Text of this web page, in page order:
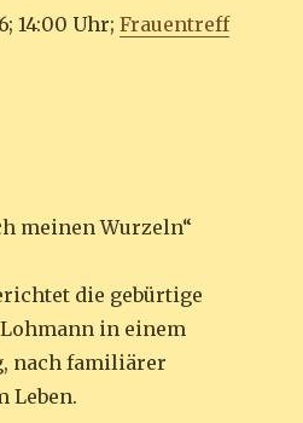
14:00 Uhr;Frauentreff
meinen Wurzeln“
die gebürtige
in einem
nach familiärer
Leben.